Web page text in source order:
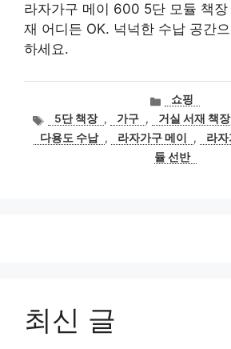
라자가구 메이 600 5단 모듈 책장
재 어디든 OK. 넉넉한 수납 공간
하세요.
카
테
고
리
쇼핑
태
그
5단 책장 , 가구 , 거실 서재 책장
다용도 수납 , 라자가구 메이 , 라자
듈 선반
최신 글